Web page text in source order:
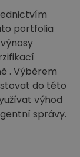
portfolia
. Výběrem
do této
výhod
správy.